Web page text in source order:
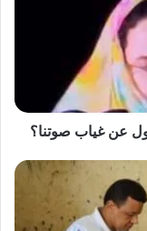
عن غياب صوتنا؟